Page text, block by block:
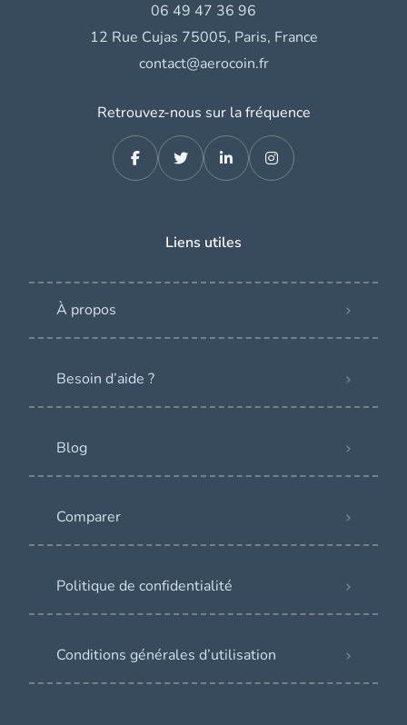
06 49 47 36 96
12 Rue Cujas 75005, Paris, France
contact@aerocoin.fr
Retrouvez-nous sur la fréquence
Liens utiles
À propos
Besoin d’aide ?
Blog
Comparer
Politique de confidentialité
Conditions générales d’utilisation